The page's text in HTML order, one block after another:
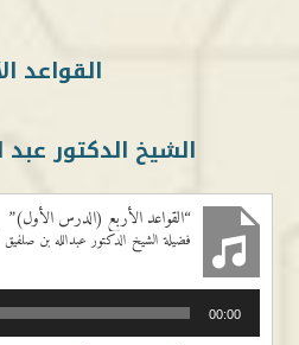
القواعد
الشيخ الدكتور
“القواعد الأربع (الدرس الأول)”
فضيلة الشيخ الدكتور عبدالله بن
الصوت
00:00